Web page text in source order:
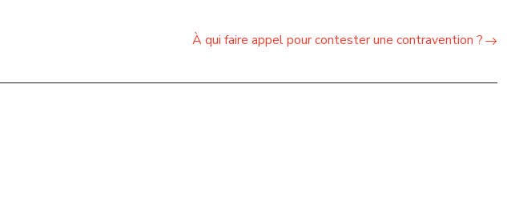
À qui faire appel pour contester une contravention ?